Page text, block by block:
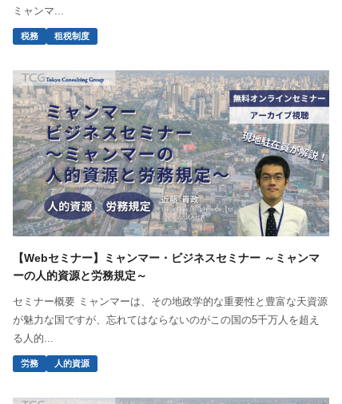
ミャンマ...
税務 租税制度
【Webセミナー】ミャンマー・ビジネスセミナー ～ミャンマ
ーの人的資源と労務規定～
セミナー概要 ミャンマーは、その地政学的な重要性と豊富な天資源
が魅力な国ですが、忘れてはならないのがこの国の5千万人を超え
る人的...
労務 人的資源